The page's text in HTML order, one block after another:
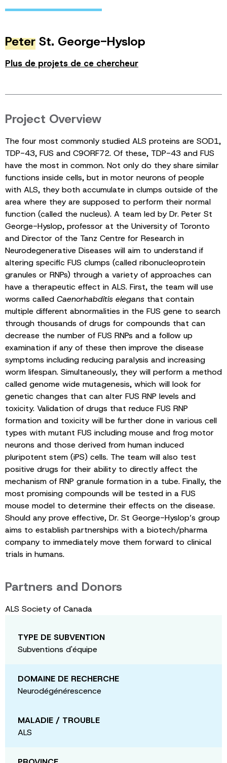
Peter St. George-Hyslop
Plus de projets de ce chercheur
Project Overview
The four most commonly studied ALS proteins are SOD1,
TDP-43, FUS and C9ORF72. Of these, TDP-43 and FUS
have the most in common. Not only do they share similar
functions inside cells, but in motor neurons of people
with ALS, they both accumulate in clumps outside of the
area where they are supposed to perform their normal
function (called the nucleus). A team led by Dr. Peter St
George-Hyslop, professor at the University of Toronto
and Director of the Tanz Centre for Research in
Neurodegenerative Diseases will aim to understand if
altering specific FUS clumps (called ribonucleoprotein
granules or RNPs) through a variety of approaches can
have a therapeutic effect in ALS. First, the team will use
worms called Caenorhabditis elegans that contain
multiple different abnormalities in the FUS gene to search
through thousands of drugs for compounds that can
decrease the number of FUS RNPs and a follow up
examination if any of these then improve the disease
symptoms including reducing paralysis and increasing
worm lifespan. Simultaneously, they will perform a method
called genome wide mutagenesis, which will look for
genetic changes that can alter FUS RNP levels and
toxicity. Validation of drugs that reduce FUS RNP
formation and toxicity will be further done in various cell
types with mutant FUS including mouse and frog motor
neurons and those derived from human induced
pluripotent stem (iPS) cells. The team will also test
positive drugs for their ability to directly affect the
mechanism of RNP granule formation in a tube. Finally, the
most promising compounds will be tested in a FUS
mouse model to determine their effects on the disease.
Should any prove effective, Dr. St George-Hyslop’s group
aims to establish partnerships with a biotech/pharma
company to immediately move them forward to clinical
trials in humans.
Partners and Donors
ALS Society of Canada
TYPE DE SUBVENTION
Subventions d'équipe
DOMAINE DE RECHERCHE
Neurodégénérescence
MALADIE / TROUBLE
ALS